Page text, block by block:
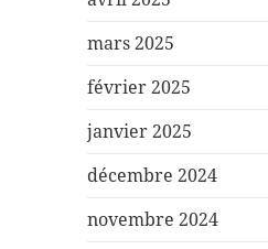
mars 2025
février 2025
janvier 2025
décembre 2024
novembre 2024